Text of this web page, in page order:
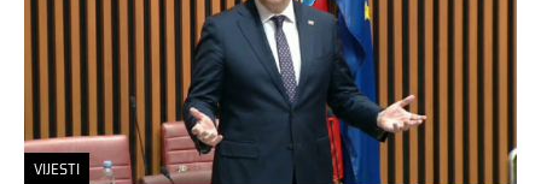
VIJESTI